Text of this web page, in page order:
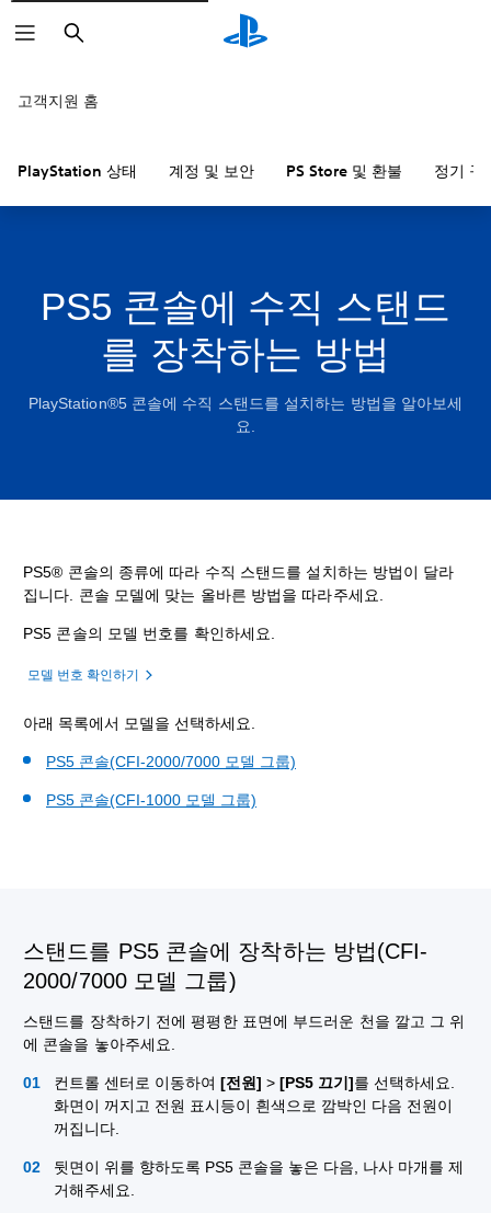
검
색
고객지원 홈
PlayStation 상태 계정 및 보안 PS Store 및 환불 정기 구
PS5 콘솔에 수직 스탠드
를 장착하는 방법
PlayStation®5 콘솔에 수직 스탠드를 설치하는 방법을 알아보세
요.
PS5® 콘솔의 종류에 따라 수직 스탠드를 설치하는 방법이 달라
집니다. 콘솔 모델에 맞는 올바른 방법을 따라주세요.
PS5 콘솔의 모델 번호를 확인하세요.
모델 번호 확인하기
아래 목록에서 모델을 선택하세요.
PS5 콘솔(CFI-2000/7000 모델 그룹)
PS5 콘솔(CFI-1000 모델 그룹)
스탠드를 PS5 콘솔에 장착하는 방법(CFI-
2000/7000 모델 그룹)
스탠드를 장착하기 전에 평평한 표면에 부드러운 천을 깔고 그 위
에 콘솔을 놓아주세요.
컨트롤 센터로 이동하여 [전원] > [PS5 끄기]를 선택하세요.
화면이 꺼지고 전원 표시등이 흰색으로 깜박인 다음 전원이
꺼집니다.
뒷면이 위를 향하도록 PS5 콘솔을 놓은 다음, 나사 마개를 제
거해주세요.